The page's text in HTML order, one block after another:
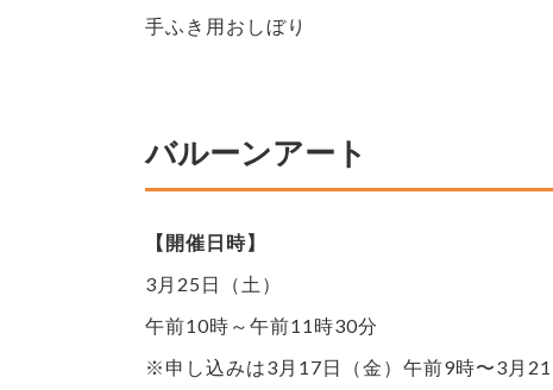
手ふき用おしぼり
バルーンアート
【開催日時】
3月25日（土）
午前10時～午前11時30分
※申し込みは3月17日（金）午前9時〜3月